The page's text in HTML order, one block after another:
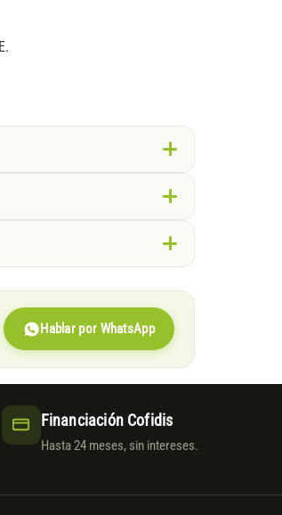
Hablar por WhatsApp
Financiación Cofidis
Hasta 24 meses, sin intereses.